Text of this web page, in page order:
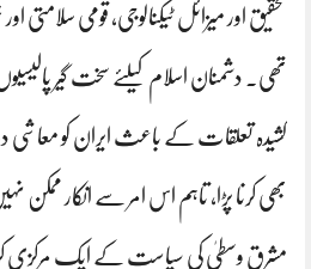
تحقیق اور میزائل ٹیکنالوجی، قومی سلامتی
تھی۔ دشمنان اسلام کیلئے سخت گیر
کشیدہ تعلقات کے باعث ایران کو معاشی
بھی کرنا پڑا، تاہم اس امر سے انکار ممکن
مشرقِ وسطیٰ کی سیاست کے ایک مرکزی